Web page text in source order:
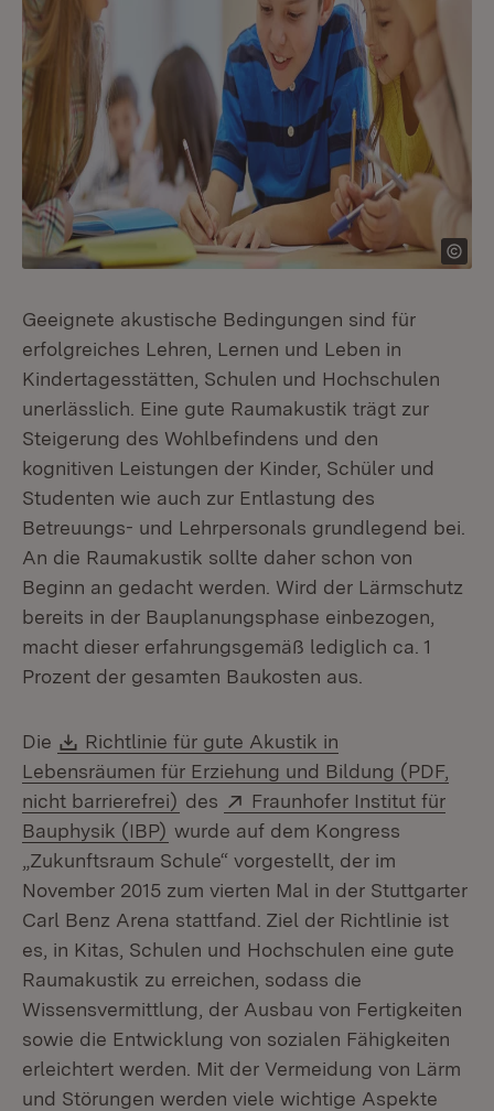
Geeignete akustische Bedingungen sind für
erfolgreiches Lehren, Lernen und Leben in
Kindertagesstätten, Schulen und Hochschulen
unerlässlich. Eine gute Raumakustik trägt zur
Steigerung des Wohlbefindens und den
kognitiven Leistungen der Kinder, Schüler und
Studenten wie auch zur Entlastung des
Betreuungs- und Lehrpersonals grundlegend bei.
An die Raumakustik sollte daher schon von
Beginn an gedacht werden. Wird der Lärmschutz
bereits in der Bauplanungsphase einbezogen,
macht dieser erfahrungsgemäß lediglich ca. 1
Prozent der gesamten Baukosten aus.
Die Download:
Richtlinie für gute Akustik in
Lebensräumen für Erziehung und Bildung (PDF,
nicht barrierefrei) (Öffnet in neuem Fenster)
des Extern:
Fraunhofer Institut für
Bauphysik (IBP) (Öffnet in neuem Fenster)
wurde auf dem Kongress
„Zukunftsraum Schule“ vorgestellt, der im
November 2015 zum vierten Mal in der Stuttgarter
Carl Benz Arena stattfand. Ziel der Richtlinie ist
es, in Kitas, Schulen und Hochschulen eine gute
Raumakustik zu erreichen, sodass die
Wissensvermittlung, der Ausbau von Fertigkeiten
sowie die Entwicklung von sozialen Fähigkeiten
erleichtert werden. Mit der Vermeidung von Lärm
und Störungen werden viele wichtige Aspekte